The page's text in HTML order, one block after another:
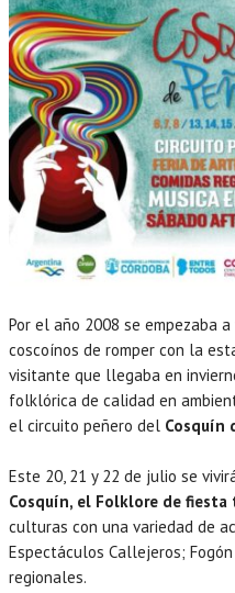
Por el año 2008 se empezaba
coscoínos de romper con la
visitante que llegaba en
folklórica de calidad en
el circuito peñero del Cosquín
Este 20, 21 y 22 de julio se
Cosquín, el Folklore de
culturas con una variedad de
Espectáculos Callejeros;
regionales.